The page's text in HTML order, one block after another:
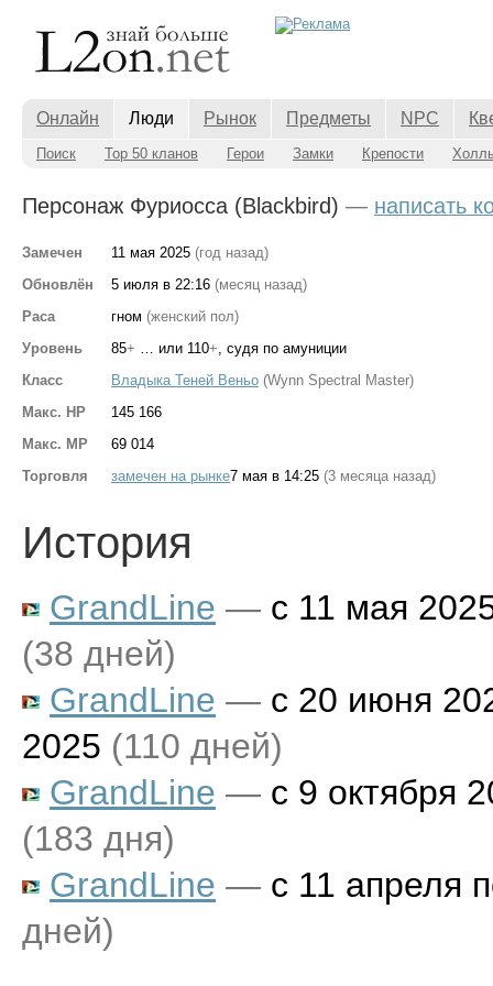
Онлайн Люди Рынок Предметы NPC
Поиск Top 50 кланов Герои Замки Крепости
Персонаж Фуриосса (Blackbird) — написать
Замечен 11 мая 2025 (год назад)
Обновлён
5 июля в 22:16 (месяц назад)
Раса
гном (женский пол)
Уровень
85+ … или 110+, судя по амуниции
Класс
Владыка Теней Веньо (Wynn Spectral Master)
Макс. HP
145 166
Макс. MP
69 014
Торговля
замечен на рынке7 мая в 14:25 (3 месяца назад)
История
GrandLine — с 11 мая
(38 дней)
GrandLine — с 20 июня
2025 (110 дней)
GrandLine — с 9 октября
(183 дня)
GrandLine — с 11 апреля
дней)